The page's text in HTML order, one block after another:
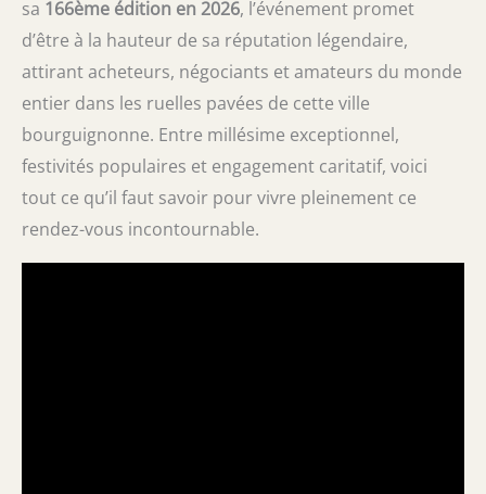
sa 166ème édition en 2026, l’événement promet
d’être à la hauteur de sa réputation légendaire,
attirant acheteurs, négociants et amateurs du monde
entier dans les ruelles pavées de cette ville
bourguignonne. Entre millésime exceptionnel,
festivités populaires et engagement caritatif, voici
tout ce qu’il faut savoir pour vivre pleinement ce
rendez-vous incontournable.